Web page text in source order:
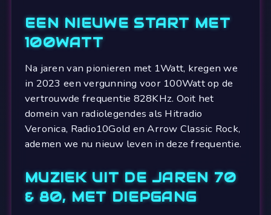
EEN NIEUWE START MET
100WATT
Na jaren van pionieren met 1Watt, kregen we
in 2023 een vergunning voor 100Watt op de
vertrouwde frequentie 828KHz. Ooit het
domein van radiolegendes als Hitradio
Veronica, Radio10Gold en Arrow Classic Rock,
ademen we nu nieuw leven in deze frequentie.
MUZIEK UIT DE JAREN 70
& 80, MET DIEPGANG